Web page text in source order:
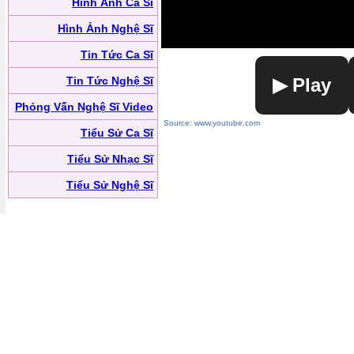
Hình Ảnh Nghệ Sĩ
Tin Tức Ca Sĩ
Tin Tức Nghệ Sĩ
Phỏng Vấn Nghệ Sĩ Video
Tiểu Sử Ca Sĩ
Tiểu Sử Nhạc Sĩ
Tiểu Sử Nghệ Sĩ
▶ Play
Source: www.youtube.com